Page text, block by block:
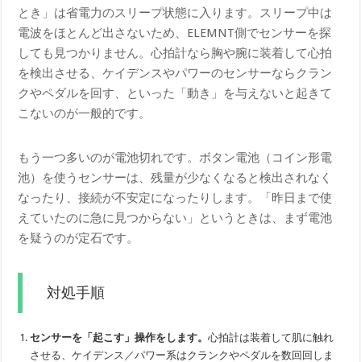
とき」は省電力のスリープ状態に入ります。スリープ中は
電波をほとんど出さないため、ELEMNT側でセンサーを探
しても見つかりません。心拍計なら胸や腕に装着して心拍
を検出させる、ケイデンスやパワーのセンサーならクラン
クやペダルを回す、といった「動き」を与えないと起きて
こないのが一般的です。
もう一つ多いのが電池切れです。ボタン電池（コイン形電
池）を使うセンサーは、残量が少なくなると検出されなく
なったり、接続が不安定になったりします。「昨日まで使
えていたのに急に見つからない」というときは、まず電池
を疑うのが定石です。
対処手順
センサーを「起こす」操作をします。心拍計は装着して肌に触れ
させる、ケイデンス／パワー系はクランクやペダルを数回回しま